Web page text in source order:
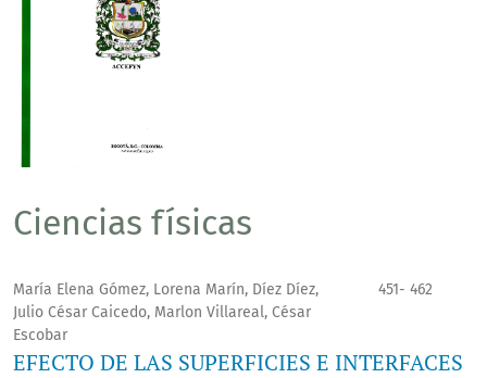
Ciencias físicas
María Elena Gómez, Lorena Marín, Díez Díez,
Julio César Caicedo, Marlon Villareal, César
Escobar
451- 462
EFECTO DE LAS SUPERFICIES E INTERFACES